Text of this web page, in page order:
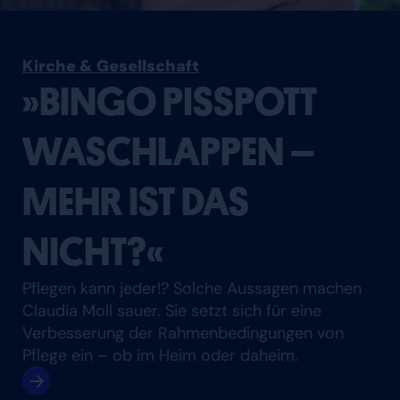
Kirche & Gesellschaft
»BINGO PISSPOTT
WASCHLAPPEN –
MEHR IST DAS
NICHT?«
Pflegen kann jeder!? Solche Aussagen machen
Claudia Moll sauer. Sie setzt sich für eine
Verbesserung der Rahmenbedingungen von
Pflege ein – ob im Heim oder daheim.